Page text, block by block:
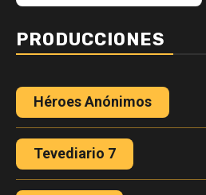
PRODUCCIONES
Héroes Anónimos
Tevediario 7